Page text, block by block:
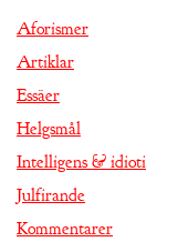
Aforismer
Artiklar
Essäer
Helgsmål
Intelligens & idioti
Julfirande
Kommentarer